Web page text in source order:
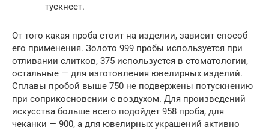
тускнеет.
От того какая проба стоит на изделии, зависит способ
его применения. Золото 999 пробы используется при
отливании слитков, 375 используется в стоматологии,
остальные — для изготовления ювелирных изделий.
Сплавы пробой выше 750 не подвержены потускнению
при соприкосновении с воздухом. Для произведений
искусства больше всего подойдет 958 проба, для
чеканки — 900, а для ювелирных украшений активно